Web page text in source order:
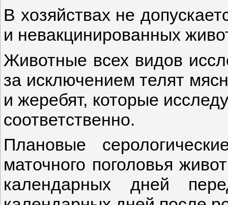
В хозяйствах не
и невакцинированных
Животные всех видов
за исключением телят
и жеребят, которые
соответственно.
Плановые
маточного поголовья
календарных дней